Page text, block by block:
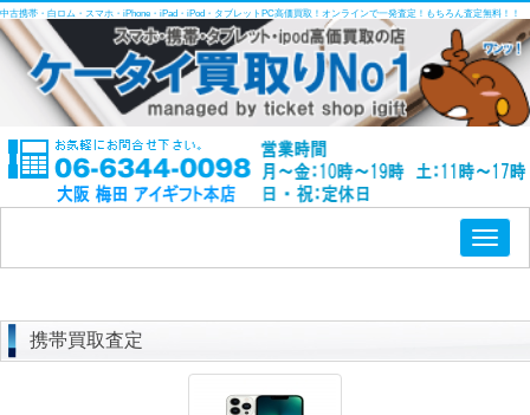
中古携帯・白ロム・スマホ・iPhone・iPad・iPod・タブレットPC高価買取！オンラインで一発査定！もちろん査定無料！！
携帯買取査定